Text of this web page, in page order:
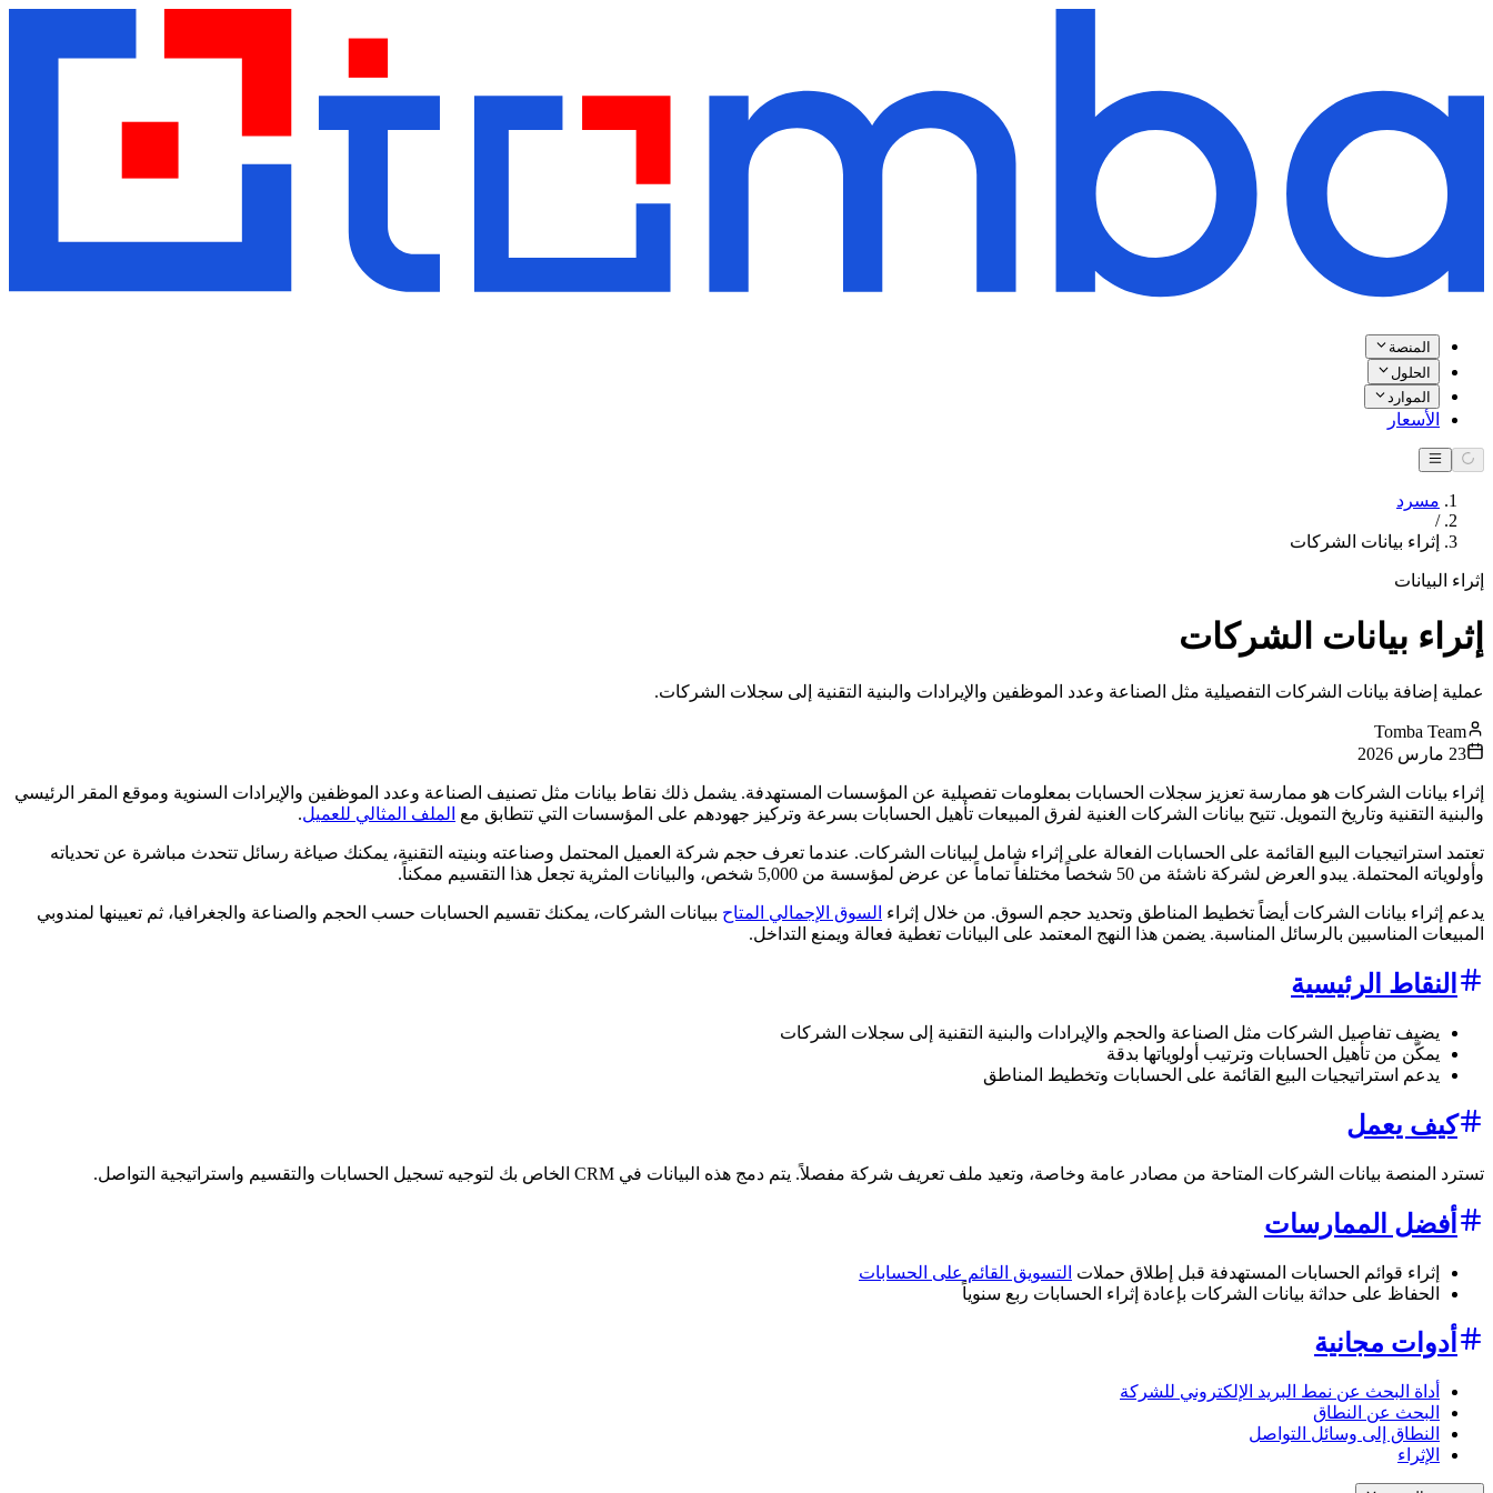
المنصة
الحلول
الموارد
الأسعار
مسرد
/
إثراء بيانات الشركات
إثراء البيانات
إثراء بيانات الشركات
عملية إضافة بيانات الشركات التفصيلية مثل الصناعة وعدد الموظفين والإيرادات والبنية التقنية إلى سجلات الشركات.
Tomba Team
23 مارس 2026
إثراء بيانات الشركات هو ممارسة تعزيز سجلات الحسابات بمعلومات تفصيلية عن المؤسسات المستهدفة. يشمل ذلك نقاط بيانات مثل تصنيف الصناعة وعدد الموظفين والإيرادات السنوية وموقع المقر الرئيسي
والبنية التقنية وتاريخ التمويل. تتيح بيانات الشركات الغنية لفرق المبيعات تأهيل الحسابات بسرعة وتركيز جهودهم على المؤسسات التي تتطابق مع الملف المثالي للعميل.
تعتمد استراتيجيات البيع القائمة على الحسابات الفعالة على إثراء شامل لبيانات الشركات. عندما تعرف حجم شركة العميل المحتمل وصناعته وبنيته التقنية، يمكنك صياغة رسائل تتحدث مباشرة عن تحدياته
وأولوياته المحتملة. يبدو العرض لشركة ناشئة من 50 شخصاً مختلفاً تماماً عن عرض لمؤسسة من 5,000 شخص، والبيانات المثرية تجعل هذا التقسيم ممكناً.
يدعم إثراء بيانات الشركات أيضاً تخطيط المناطق وتحديد حجم السوق. من خلال إثراء السوق الإجمالي المتاح ببيانات الشركات، يمكنك تقسيم الحسابات حسب الحجم والصناعة والجغرافيا، ثم تعيينها لمندوبي
المبيعات المناسبين بالرسائل المناسبة. يضمن هذا النهج المعتمد على البيانات تغطية فعالة ويمنع التداخل.
النقاط الرئيسية
يضيف تفاصيل الشركات مثل الصناعة والحجم والإيرادات والبنية التقنية إلى سجلات الشركات
يمكّن من تأهيل الحسابات وترتيب أولوياتها بدقة
يدعم استراتيجيات البيع القائمة على الحسابات وتخطيط المناطق
كيف يعمل
تسترد المنصة بيانات الشركات المتاحة من مصادر عامة وخاصة، وتعيد ملف تعريف شركة مفصلاً. يتم دمج هذه البيانات في CRM الخاص بك لتوجيه تسجيل الحسابات والتقسيم واستراتيجية التواصل.
أفضل الممارسات
إثراء قوائم الحسابات المستهدفة قبل إطلاق حملات التسويق القائم على الحسابات
الحفاظ على حداثة بيانات الشركات بإعادة إثراء الحسابات ربع سنوياً
أدوات مجانية
أداة البحث عن نمط البريد الإلكتروني للشركة
البحث عن النطاق
النطاق إلى وسائل التواصل
الإثراء